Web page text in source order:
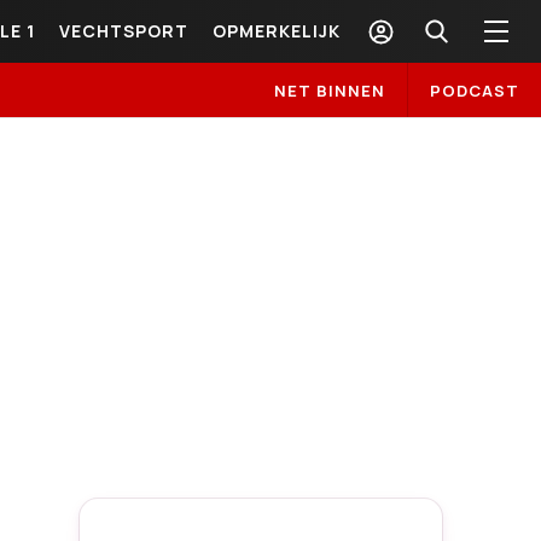
1 VECHTSPORT OPMERKELIJK
NET BINNEN PODCAST